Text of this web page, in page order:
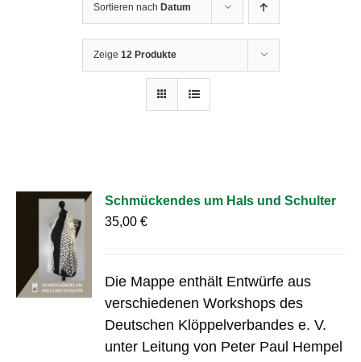
Sortieren nach Datum
Zeige 12 Produkte
Schmückendes um Hals und Schulter
35,00€
Die Mappe enthält Entwürfe aus
verschiedenen Workshops des
Deutschen Klöppelverbandes e. V.
unter Leitung von Peter Paul Hempel